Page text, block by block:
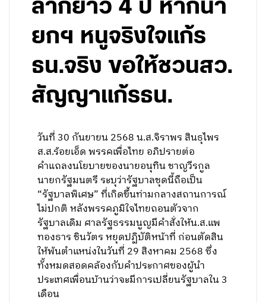
ลากยาว 4 ปี หากนา
ยกฯ หนูจริงใจแก้ร
ธน.จริง ขอให้ชวนสว.
สัญญาแก้รธน.
วันที่ 30 กันยายน 2568 น.ส.จิราพร สินธุไพร
ส.ส.ร้อยเอ็ด พรรคเพื่อไทย อภิปรายต่อ
คำแถลงนโยบายของนายอนุทิน ชาญวีรกูล
นายกรัฐมนตรี ระบุว่ารัฐบาลชุดนี้ถือเป็น
“รัฐบาลพิเศษ” ที่เกิดขึ้นท่ามกลางสถานการณ์
ไม่ปกติ หลังพรรคภูมิใจไทยถอนตัวจาก
รัฐบาลเดิม ศาลรัฐธรรมนูญมีคำสั่งให้น.ส.แพ
ทองธาร ชินวัตร หยุดปฏิบัติหน้าที่ ก่อนตัดสิน
ให้พ้นตำแหน่งในวันที่ 29 สิงหาคม 2568 ซึ่ง
ทั้งหมดสอดคล้องกับคำประกาศของผู้นำ
ประเทศเพื่อนบ้านว่าจะมีการเปลี่ยนรัฐบาลใน 3
เดือน